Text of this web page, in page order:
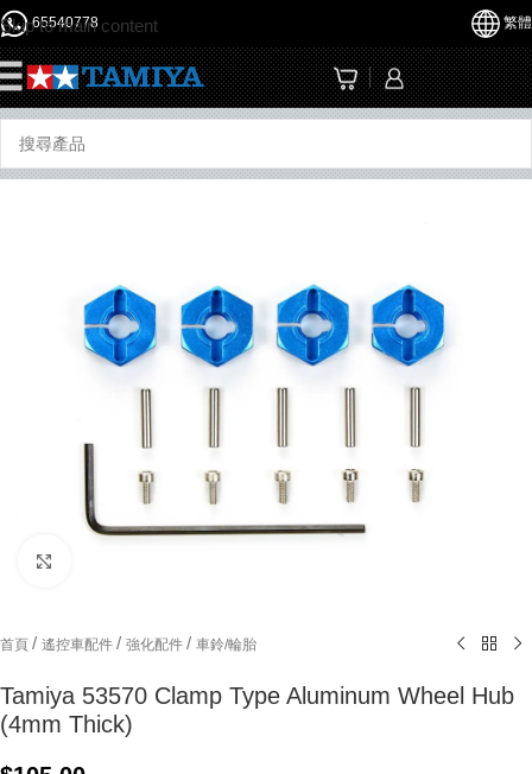
Skip to main content
65540778 繁體
首頁 / 遙控車配件 / 強化配件 / 車鈴/輪胎
Tamiya 53570 Clamp Type Aluminum Wheel Hub
(4mm Thick)